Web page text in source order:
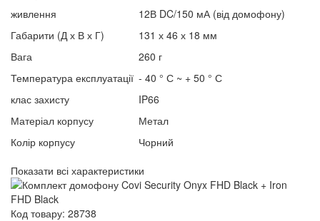
живлення
12В DC/150 мА (від домофону)
Габарити (Д х В х Г)
131 х 46 х 18 мм
Вага
260 г
Температура експлуатації - 40 ° С ~ + 50 ° С
клас захисту
IP66
Матеріал корпусу
Метал
Колір корпусу
Чорний
Показати всі характеристики
Код товару: 28738